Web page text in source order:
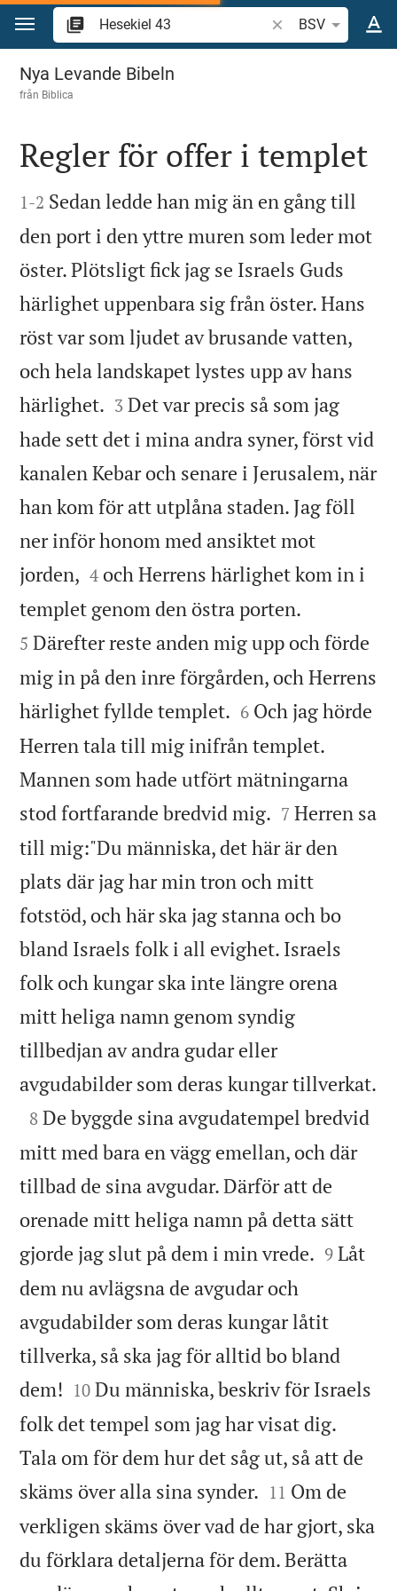
Hoppa till innehåll
Sök bibelvers eller
BSV
Hesekiel 43
Nya Levande Bibeln
från Biblica

Regler för offer i templet

1-2 Sedan ledde han mig än en gång till
den port i den yttre muren som leder mot
öster. Plötsligt fick jag se Israels Guds
härlighet uppenbara sig från öster. Hans
röst var som ljudet av brusande vatten,
och hela landskapet lystes upp av hans
härlighet. 

3 Det var precis så som jag
hade sett det i mina andra syner, först vid
kanalen Kebar och senare i Jerusalem, när
han kom för att utplåna staden. Jag föll
ner inför honom med ansiktet mot
jorden, 

4 och Herrens härlighet kom in i
templet genom den östra porten.
5 Därefter reste anden mig upp och förde
mig in på den inre förgården, och Herrens
härlighet fyllde templet. 

6 Och jag hörde
Herren tala till mig inifrån templet.
Mannen som hade utfört mätningarna
stod fortfarande bredvid mig. 

7 Herren sa
till mig:"Du människa, det här är den
plats där jag har min tron och mitt
fotstöd, och här ska jag stanna och bo
bland Israels folk i all evighet. Israels
folk och kungar ska inte längre orena
mitt heliga namn genom syndig
tillbedjan av andra gudar eller
avgudabilder som deras kungar tillverkat.

8 De byggde sina avgudatempel bredvid
mitt med bara en vägg emellan, och där
tillbad de sina avgudar. Därför att de
orenade mitt heliga namn på detta sätt
gjorde jag slut på dem i min vrede. 

9 Låt
dem nu avlägsna de avgudar och
avgudabilder som deras kungar låtit
tillverka, så ska jag för alltid bo bland
dem! 

10 Du människa, beskriv för Israels
folk det tempel som jag har visat dig.
Tala om för dem hur det såg ut, så att de
skäms över alla sina synder. 

11 Om de
verkligen skäms över vad de har gjort, ska
du förklara detaljerna för dem. Berätta